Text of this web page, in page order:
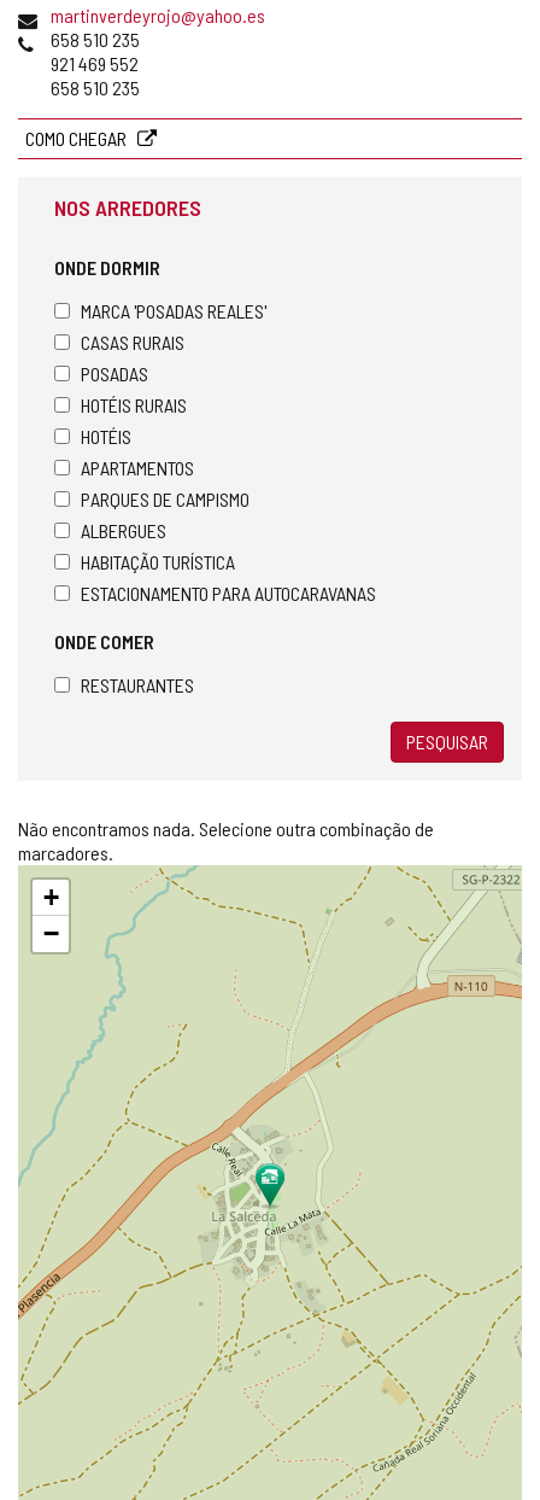
Endereço
de
email
martinverdeyrojo@yahoo.es
Telefones
658 510 235
921 469 552
658 510 235
COMO CHEGAR
NOS ARREDORES
ONDE DORMIR
MARCA 'POSADAS REALES'
CASAS RURAIS
POSADAS
HOTÉIS RURAIS
HOTÉIS
APARTAMENTOS
PARQUES DE CAMPISMO
ALBERGUES
HABITAÇÃO TURÍSTICA
ESTACIONAMENTO PARA AUTOCARAVANAS
ONDE COMER
RESTAURANTES
PESQUISAR
Não encontramos nada. Selecione outra combinação de
marcadores.
Pular
mapa
+
−